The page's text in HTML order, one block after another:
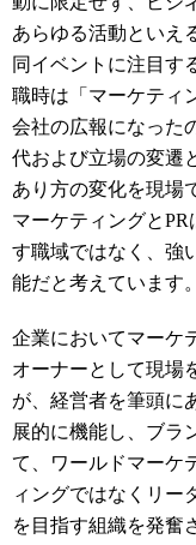
あらゆる活動といえ
同イベントに注目す
職時は「マーケティ
会社の広報になった
代および立場の変遷
あり方の変化を現場
マーケティングと
す職域ではなく、強
能だと考えています。
企業においてマーケ
オーナーとして現場
が、経営者を筆頭に
展的に機能し、ブラ
て、ワールドマーケ
ィングではなくリー
を目指す組織を発奮